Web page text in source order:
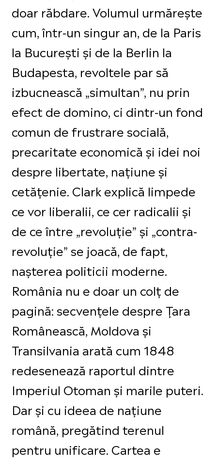
doar răbdare. Volumul urmărește
cum, într-un singur an, de la Paris
la București și de la Berlin la
Budapesta, revoltele par să
izbucnească „simultan”, nu prin
efect de domino, ci dintr-un fond
comun de frustrare socială,
precaritate economică și idei noi
despre libertate, națiune și
cetățenie. Clark explică limpede
ce vor liberalii, ce cer radicalii și
de ce între „revoluție” și „contra-
revoluție” se joacă, de fapt,
nașterea politicii moderne.
România nu e doar un colț de
pagină: secvențele despre Țara
Românească, Moldova și
Transilvania arată cum 1848
redesenează raportul dintre
Imperiul Otoman și marile puteri.
Dar și cu ideea de națiune
română, pregătind terenul
pentru unificare. Cartea e